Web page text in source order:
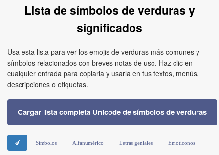
Lista de símbolos de verduras y
significados
Usa esta lista para ver los emojis de verduras más comunes y
símbolos relacionados con breves notas de uso. Haz clic en
cualquier entrada para copiarla y usarla en tus textos, menús,
descripciones o etiquetas.
Cargar lista completa Unicode de símbolos de verduras
🍆 Símbolos Alfanumérico Letras geniales Emoticonos